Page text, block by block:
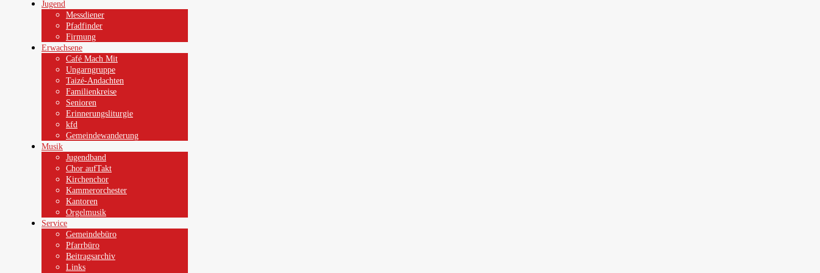
Jugend
Messdiener
Pfadfinder
Firmung
Erwachsene
Café Mach Mit
Ungarngruppe
Taizé-Andachten
Familienkreise
Senioren
Erinnerungsliturgie
kfd
Gemeindewanderung
Musik
Jugendband
Chor aufTakt
Kirchenchor
Kammerorchester
Kantoren
Orgelmusik
Service
Gemeindebüro
Pfarrbüro
Beitragsarchiv
Links